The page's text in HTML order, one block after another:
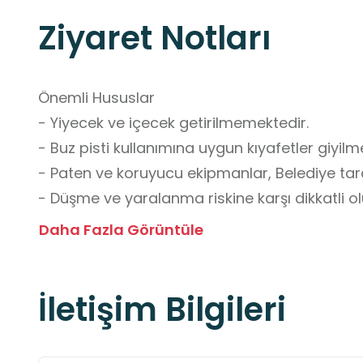
Ziyaret Notları
Önemli Hususlar
- Yiyecek ve içecek getirilmemektedir.
- Buz pisti kullanımına uygun kıyafetler
- Paten ve koruyucu ekipmanlar, Belediye
- Düşme ve yaralanma riskine karşı dikkatli
- Grup ziyaretlerinden önce iletişime geçilerek
- Fiziksel Gelişim ve Sağlıklı Yaşam Bilinci
Buz pateni gibi denge, koordinasyon ve
Daha Fazla Görüntüle
İletişim Bilgileri